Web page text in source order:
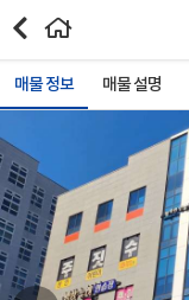
매물 정보 매물 설명